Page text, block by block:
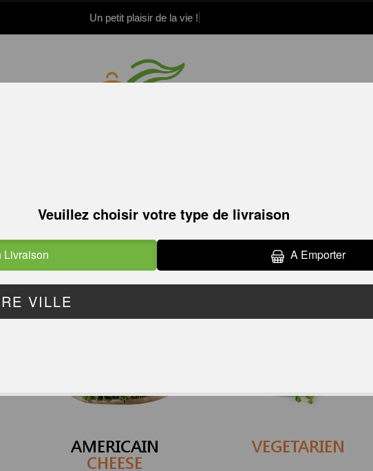
Un petit plaisir de la vie !
COMPOSEZ VOTRE SANDWICH
AMERICAIN
CHEESE
VEGETARIEN